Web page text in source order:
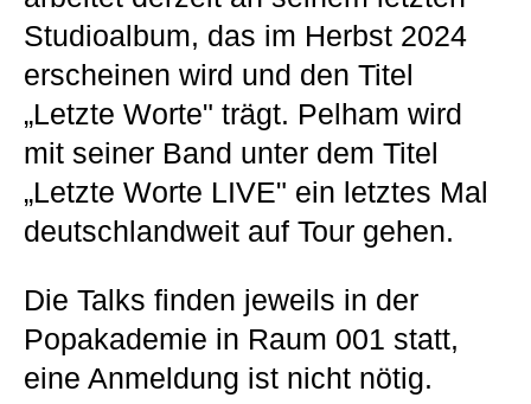
Studioalbum, das im Herbst 2024
erscheinen wird und den Titel
„Letzte Worte" trägt. Pelham wird
mit seiner Band unter dem Titel
„Letzte Worte LIVE" ein letztes Mal
deutschlandweit auf Tour gehen.
Die Talks finden jeweils in der
Popakademie in Raum 001 statt,
eine Anmeldung ist nicht nötig.